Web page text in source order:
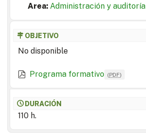
Area: Administración y auditoría
OBJETIVO
No disponible
Programa formativo (PDF)
DURACIÓN
110 h.